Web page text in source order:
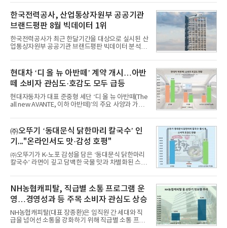
일 한국기업평판연구소(소장 구창환)는 국내 교육서
비스 상장기업 브랜드를 대상으로 지난 7월 7일부터
8월 7일까지 수집된 소비자 빅데이터 10,074,233건
을 분석한 결과, 메가스터디교육이 브랜드평판지수
1,710,926을 기록하며 8월 1위에 올랐다고 밝혔다.
분석에 활용된 빅데이터는 지난 7월(9,491,206건) 대
비 6.14% 증가한 수치로, 교육서비스 상장기업 브랜
디교육, 대교, 디지
한국전력공사, 산업통상자원부 공공기관
브랜드평판 8월 빅데이터 1위
한국전력공사가 최근 한달기간을 대상으로 실시된 산
업통상자원부 공공기관 브랜드평판 빅데이터 분석에
이 순으로 뒤를 이었다.7일 한국기업평판연구소(소장
구창환)는 산업통상자원부 공공기관 41개 브랜드를
대상으로 지난 7월 7일부터 8월 7일까지 수집된 소비
자 빅데이터 91,102,549건을 분석한 결과, 한국전력
공사가 브랜드평판지수 10,670,633을 기록하며 8월
1위에 올랐다고 밝혔다. 분석에 활용된 빅데이터는 지
난 7월(88,893,823건) 대비 2.48% 증가한 수치다.연
수력원자력, 한국석
현대차 ‘디 올 뉴 아반떼’ 계약 개시…아반
떼 소비자 관심도·호감도 모두 급등
현대자동차가 대표 준중형 세단 ‘디 올 뉴 아반떼(The
all new AVANTE, 이하 아반떼)’의 주요 사양과 가격
떼는 6년 만에 선보이는 8세대 완전변경 모델로, ▲정
교한 선과 면을 중심으로 완성한 파격적인 디자인 ▲
과거 중형 세단 수준으로 확대된 차체 제원 ▲글로벌
최고 수준의 안전성 ▲성능과 효율을 동시에 높인 주
행 완성도 ▲첨단 편의 및 디지털 사양 적용 등을 통해
글로벌 준중형 세단의 새로운 기준을 세웠다.아반떼
는 가솔린 2.0과 1.6 하이브리드 두 가지 파워트레인
넘
㈜오뚜기 ‘동대문식 닭한마리 칼국수’ 인
기..."온라인서도 맛·감성 호평"
㈜오뚜기가 K-노포 감성을 담은 ‘동대문식 닭한마리
칼국수’ 라면이 깊고 담백한 국물 맛과 차별화된 스토
혔다.‘동대문식 닭한마리 칼국수’는 예상을 뛰어넘는
소비자 호응에 힘입어 지난 7월 13일 첫 선을 보인 지
단 18일 만에 누적 판매량 50만 개를 돌파하는 성과를
거두었다.이번 신제품은 개발진이 전국의 닭한마리
전문점을 직접 찾아 다니며 최적의 육수 비율을 완성
했다. 자극적이지 않으면서도 깊은 닭육수에 마늘의
개운한 풍미를 더했으며, 국물이 잘 배어들면서도 쫄
NH농협캐피탈, 직급별 소통 프로그램 운
영…경영성과 등 주목 소비자 관심도 상승
NH농협캐피탈(대표 장종환)은 임직원 간 세대와 직
급을 넘어선 소통을 강화하기 위해 직급별 소통 프로